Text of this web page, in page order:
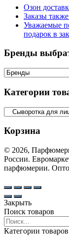
Озон
Заказы
Уважаемые
подарок в
Бренды
Категории
Корзина
© 2026,
России.
парфюмерии.
Закрыть
Поиск товаров
Search
products:
Категории товаров